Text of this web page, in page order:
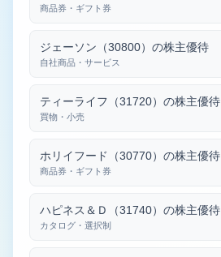
商品券・ギフト券
ジェーソン（30800）の株主優待
自社商品・サービス
ティーライフ（31720）の株主優待
買物・小売
ホリイフード（30770）の株主優待
商品券・ギフト券
ハピネス＆Ｄ（31740）の株主優待
カタログ・選択制